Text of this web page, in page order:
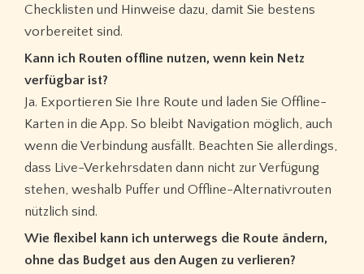
Checklisten und Hinweise dazu, damit Sie bestens
vorbereitet sind.
Kann ich Routen offline nutzen, wenn kein Netz
verfügbar ist?
Ja. Exportieren Sie Ihre Route und laden Sie Offline-
Karten in die App. So bleibt Navigation möglich, auch
wenn die Verbindung ausfällt. Beachten Sie allerdings,
dass Live-Verkehrsdaten dann nicht zur Verfügung
stehen, weshalb Puffer und Offline-Alternativrouten
nützlich sind.
Wie flexibel kann ich unterwegs die Route ändern,
ohne das Budget aus den Augen zu verlieren?